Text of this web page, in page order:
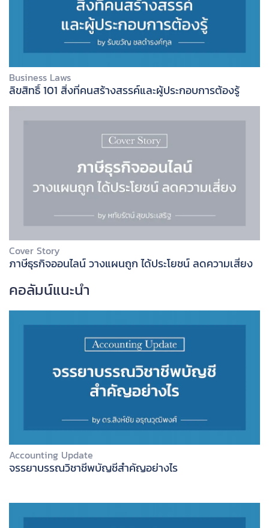
Business Laws
ลิขสิทธิ์ 101 สิ่งที่คนสร้างสรรค์และผู้ประกอบการต้องรู้
Cover Story
ภาษีธุรกิจออนไลน์ วางแผนถูก ได้ประโยชน์ ลดความเสี่ยง
คอลัมน์แนะนำ
Accounting Update
จรรยาบรรณวิชาชีพบัญชีสำคัญอย่างไร